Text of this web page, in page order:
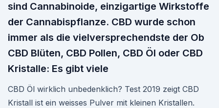
sind Cannabinoide, einzigartige Wirkstoffe
der Cannabispflanze. CBD wurde schon
immer als die vielversprechendste der Ob
CBD Blüten, CBD Pollen, CBD Öl oder CBD
Kristalle: Es gibt viele
CBD Öl wirklich unbedenklich? Test 2019 zeigt CBD
Kristall ist ein weisses Pulver mit kleinen Kristallen.